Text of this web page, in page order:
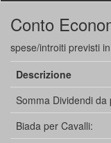
Conto
spese/introiti previsti
Descrizione
Somma Dividendi da
Biada per Cavalli: